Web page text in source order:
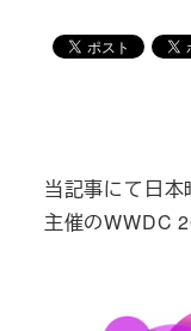
当記事にて日本
主催のWWDC